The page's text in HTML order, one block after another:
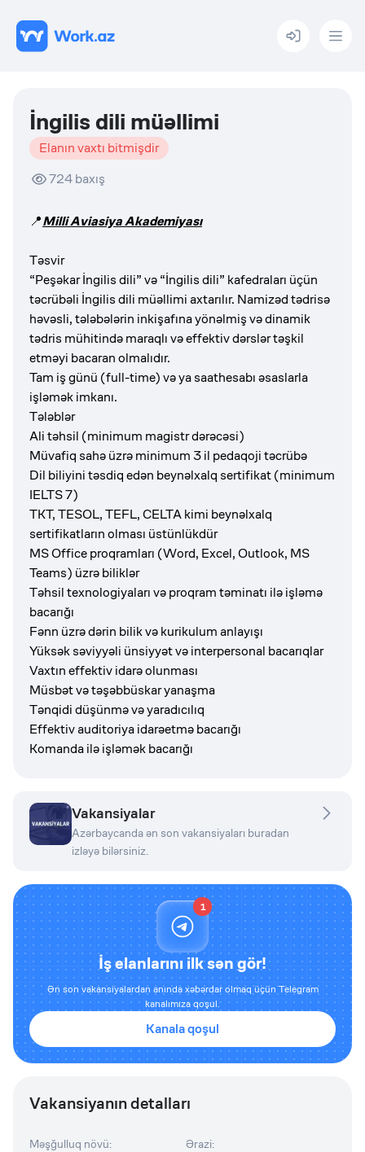
Menu
İngilis dili müəllimi
Elanın vaxtı bitmişdir
724baxış
📍Milli Aviasiya Akademiyası
Təsvir
“Peşəkar İngilis dili” və “İngilis dili” kafedraları üçün
təcrübəli İngilis dili müəllimi axtarılır. Namizəd tədrisə
həvəsli, tələbələrin inkişafına yönəlmiş və dinamik
tədris mühitində maraqlı və effektiv dərslər təşkil
etməyi bacaran olmalıdır.
Tam iş günü (full-time) və ya saathesabı əsaslarla
işləmək imkanı.
Tələblər
Ali təhsil (minimum magistr dərəcəsi)
Müvafiq sahə üzrə minimum 3 il pedaqoji təcrübə
Dil biliyini təsdiq edən beynəlxalq sertifikat (minimum
IELTS 7)
TKT, TESOL, TEFL, CELTA kimi beynəlxalq
sertifikatların olması üstünlükdür
MS Office proqramları (Word, Excel, Outlook, MS
Teams) üzrə biliklər
Təhsil texnologiyaları və proqram təminatı ilə işləmə
bacarığı
Fənn üzrə dərin bilik və kurikulum anlayışı
Yüksək səviyyəli ünsiyyət və interpersonal bacarıqlar
Vaxtın effektiv idarə olunması
Müsbət və təşəbbüskar yanaşma
Tənqidi düşünmə və yaradıcılıq
Effektiv auditoriya idarəetmə bacarığı
Komanda ilə işləmək bacarığı
Vakansiyalar
Azərbaycanda ən son vakansiyaları buradan
izləyə bilərsiniz.
1
İş elanlarını ilk sən gör!
Ən son vakansiyalardan anında xəbərdar olmaq üçün Telegram
kanalımıza qoşul.
Kanala qoşul
Vakansiyanın detalları
Məşğulluq növü:
Ərazi: